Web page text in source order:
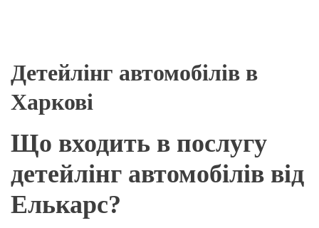
Детейлінг автомобілів в
Харкові
Що входить в послугу
детейлінг автомобілів від
Елькарс?